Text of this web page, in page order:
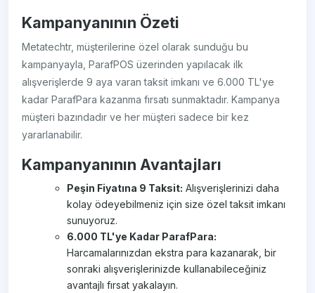
Kampanyanının Özeti
Metatechtr, müşterilerine özel olarak sunduğu bu
kampanyayla, ParafPOS üzerinden yapılacak ilk
alışverişlerde 9 aya varan taksit imkanı ve 6.000 TL'ye
kadar ParafPara kazanma fırsatı sunmaktadır. Kampanya
müşteri bazındadır ve her müşteri sadece bir kez
yararlanabilir.
Kampanyanının Avantajları
Peşin Fiyatına 9 Taksit: Alışverişlerinizi daha
kolay ödeyebilmeniz için size özel taksit imkanı
sunuyoruz.
6.000 TL'ye Kadar ParafPara:
Harcamalarınızdan ekstra para kazanarak, bir
sonraki alışverişlerinizde kullanabileceğiniz
avantajlı fırsat yakalayın.